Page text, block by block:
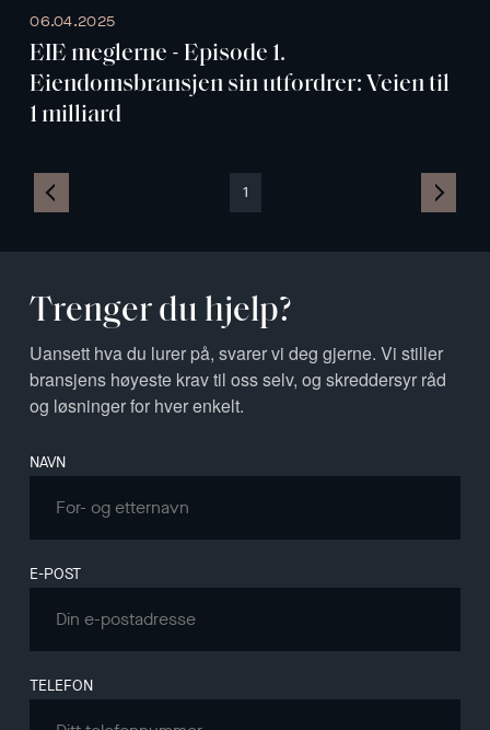
06.04.2025
EIE meglerne - Episode 1.
Eiendomsbransjen sin utfordrer: Veien til
1 milliard
1
Trenger du hjelp?
Uansett hva du lurer på, svarer vi deg gjerne. Vi stiller
bransjens høyeste krav til oss selv, og skreddersyr råd
og løsninger for hver enkelt.
Leave
this
field
NAVN
E-POST
TELEFON